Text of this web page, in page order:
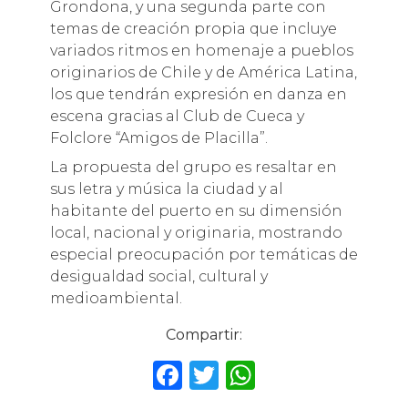
Grondona, y una segunda parte con
temas de creación propia que incluye
variados ritmos en homenaje a pueblos
originarios de Chile y de América Latina,
los que tendrán expresión en danza en
escena gracias al Club de Cueca y
Folclore “Amigos de Placilla”.
La propuesta del grupo es resaltar en
sus letra y música la ciudad y al
habitante del puerto en su dimensión
local, nacional y originaria, mostrando
especial preocupación por temáticas de
desigualdad social, cultural y
medioambiental.
Compartir:
F T W